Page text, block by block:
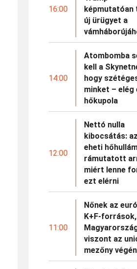
16:00
képmutatóan
új ürügyet a
14:00
Atombomba
kell a
hogy
minket – elég
hőkupola
12:00
Nettó nulla
kibocsátás: az
eheti
rámutatott
miért lenne
ezt elérni
11:00
Nőnek az
K+F-források,
viszont az
mezőny végén